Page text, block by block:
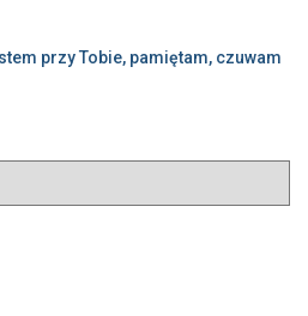
przy Tobie, pamiętam, czuwam